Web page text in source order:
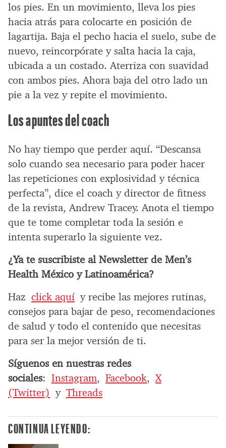
los pies. En un movimiento, lleva los pies
hacia atrás para colocarte en posición de
lagartija. Baja el pecho hacia el suelo, sube de
nuevo, reincorpórate y salta hacia la caja,
ubicada a un costado. Aterriza con suavidad
con ambos pies. Ahora baja del otro lado un
pie a la vez y repite el movimiento.
Los apuntes del coach
No hay tiempo que perder aquí. “Descansa
solo cuando sea necesario para poder hacer
las repeticiones con explosividad y técnica
perfecta”, dice el coach y director de fitness
de la revista, Andrew Tracey. Anota el tiempo
que te tome completar toda la sesión e
intenta superarlo la siguiente vez.
¿Ya te suscribiste al Newsletter de Men’s
Health México y Latinoamérica?
Haz click aquí y recibe las mejores rutinas,
consejos para bajar de peso, recomendaciones
de salud y todo el contenido que necesitas
para ser la mejor versión de ti.
Síguenos en nuestras redes
sociales: Instagram, Facebook,X
(Twitter) y Threads
CONTINUA LEYENDO: